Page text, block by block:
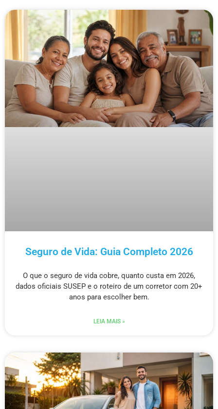
Seguro de Vida: Guia Completo 2026
O que o seguro de vida cobre, quanto custa em 2026,
dados oficiais SUSEP e o roteiro de um corretor com 20+
anos para escolher bem.
LEIA MAIS »